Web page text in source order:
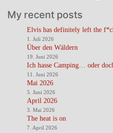
My recent posts
Elvis has definitely left the
1. Juli 2026
Über den Wäldern
19. Juni 2026
Ich hasse Camping… oder
11. Juni 2026
Mai 2026
5. Juni 2026
April 2026
3. Mai 2026
The heat is on
7. April 2026